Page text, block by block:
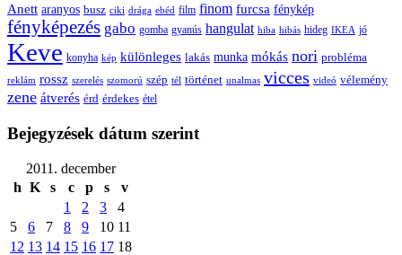
Anett aranyos busz ciki drága ebéd film finom furcsa fénykép
fényképezés gabo gomba gyanús hangulat hiba hibás hideg IKEA jó
Keve konyha kép különleges lakás munka mókás nori probléma
reklám rossz szerelés szomorú szép tél történet unalmas vicces videó vélemény
zene átverés érd érdekes étel
Bejegyzések dátum szerint
2011. december
h K s c p s
v
1
2 3
4
5
6 7 8 9 10 11
12 13 14 15 16 17 18